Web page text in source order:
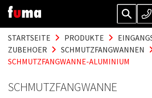
STARTSEITE PRODUKTE
ZUBEHOER
SCHMUTZFANGWANNEN
SCHMUTZFANGWANNE-ALUMINIUM
SCHMUTZFANGWANNE